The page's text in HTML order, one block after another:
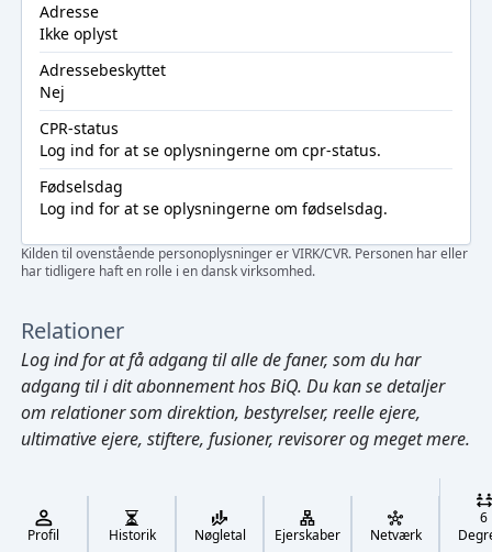
Cmd/Ctrl + K
Adresse
Ikke oplyst
Adressebeskyttet
Nej
CPR-status
Log ind for at se oplysningerne om cpr-status.
Fødselsdag
Log ind for at se oplysningerne om fødselsdag.
Kilden til ovenstående personoplysninger er VIRK/CVR. Personen har eller
har tidligere haft en rolle i en dansk virksomhed.
Relationer
Log indfor at få adgang til alle de faner, som du har
adgang til i dit abonnement hos BiQ. Du kan se detaljer
om relationer som direktion, bestyrelser, reelle ejere,
ultimative ejere, stiftere, fusioner, revisorer og meget mere.
Profil Historik Nøgletal Ejerskaber Netværk
6